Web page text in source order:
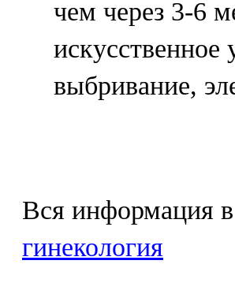
чем через 3-6
искусственное
выбривание,
Вся информация в
гинекология